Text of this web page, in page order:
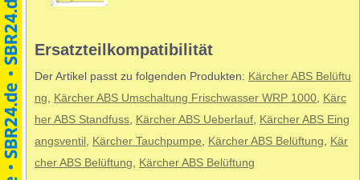
Ersatzteilkompatibilität
Der Artikel passt zu folgenden Produkten: Kärcher ABS Belüftu
ng, Kärcher ABS Umschaltung Frischwasser WRP 1000, Kärc
her ABS Standfuss, Kärcher ABS Ueberlauf, Kärcher ABS Eing
angsventil , Kärcher Tauchpumpe, Kärcher ABS Belüftung, Kär
cher ABS Belüftung, Kärcher ABS Belüftung